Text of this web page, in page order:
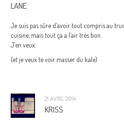
LANE
Je suis pas sûre d’avoir tout compris au
cuisine, mais tout ça a l’air très bon.
J’en veux.
(et je veux te voir masser du kale)
21 AVRIL 2014
KRISS